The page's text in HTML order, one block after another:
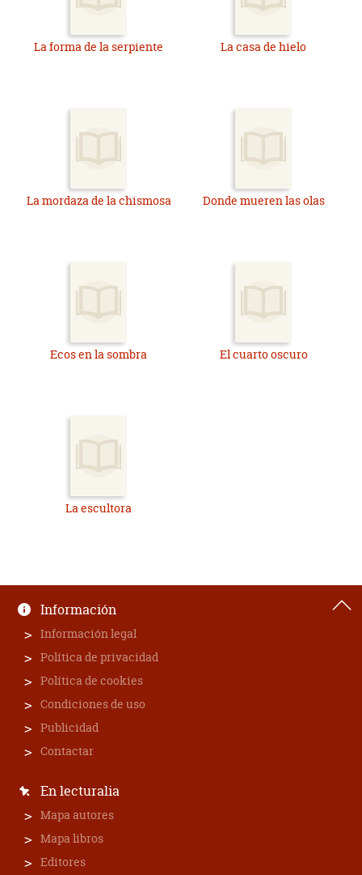
La forma de la serpiente La casa de hielo
La mordaza de la chismosa Donde mueren las olas
Ecos en la sombra El cuarto oscuro
La escultora
Información
Información legal
Política de privacidad
Política de cookies
Condiciones de uso
Publicidad
Contactar
En lecturalia
Mapa autores
Mapa libros
Editores